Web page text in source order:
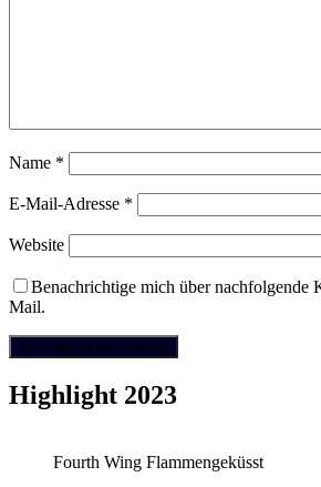
Name *
E-Mail-Adresse *
Website
Benachrichtige mich über nachfolgende
Mail.
Highlight 2023
Fourth Wing Flammengeküsst